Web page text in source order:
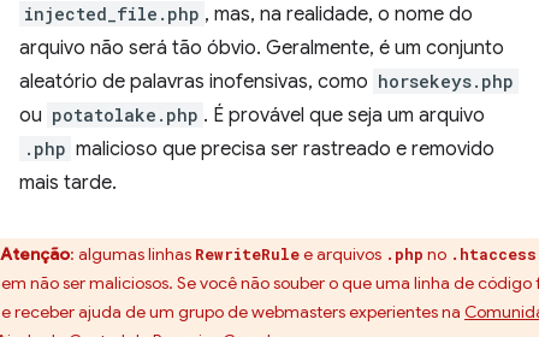
injected_file.php , mas, na realidade, o nome do
arquivo não será tão óbvio. Geralmente, é um conjunto
aleatório de palavras inofensivas, como horsekeys.php
ou potatolake.php . É provável que seja um arquivo
.php malicioso que precisa ser rastreado e removido
mais tarde.
Atenção: algumas linhas RewriteRulee arquivos .php no .htaccess
não ser maliciosos. Se você não souber o que uma linha de código
receber ajuda de um grupo de webmasters experientes na